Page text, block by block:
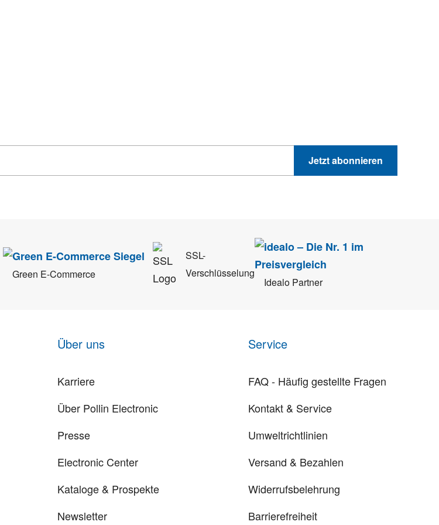
Jetzt abonnieren
Green E-Commerce
SSL-
Verschlüsselung
Idealo Partner
Über uns
Karriere
Über Pollin Electronic
Presse
Electronic Center
Kataloge & Prospekte
Newsletter
Service
FAQ - Häufig gestellte Fragen
Kontakt & Service
Umweltrichtlinien
Versand & Bezahlen
Widerrufsbelehrung
Barrierefreiheit